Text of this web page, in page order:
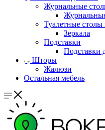
Журнальные
Туалетные
Зеркала
Подставки
Подставки
Шторы
Жалюзи
Остальная мебель